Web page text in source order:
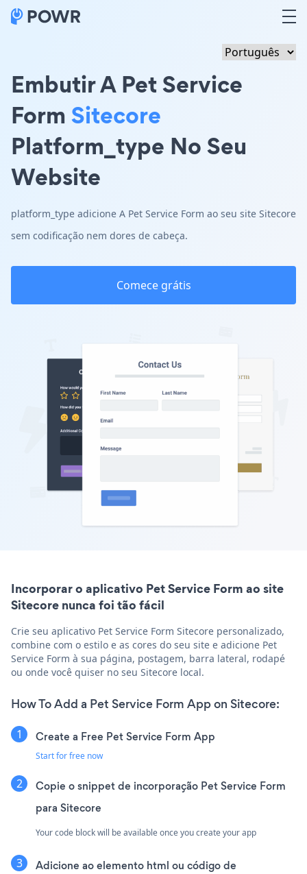
Embutir A Pet Service
Form Sitecore
Platform_type No Seu
Website
platform_type adicione A Pet Service Form ao seu site Sitecore
sem codificação nem dores de cabeça.
Comece grátis
Incorporar o aplicativo Pet Service Form ao site
Sitecore nunca foi tão fácil
Crie seu aplicativo Pet Service Form Sitecore personalizado,
combine com o estilo e as cores do seu site e adicione Pet
Service Form à sua página, postagem, barra lateral, rodapé
ou onde você quiser no seu Sitecore local.
How To Add a Pet Service Form App on Sitecore:
Create a Free Pet Service Form App
Start for free now
Copie o snippet de incorporação Pet Service Form
para Sitecore
Your code block will be available once you create your app
Adicione ao elemento html ou código de